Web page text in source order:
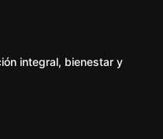
integral, bienestar y